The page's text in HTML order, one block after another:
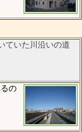
ていた川沿いの道
の